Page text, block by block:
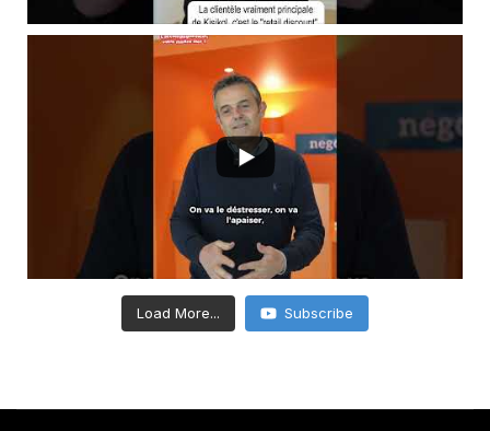
Load More... Subscribe